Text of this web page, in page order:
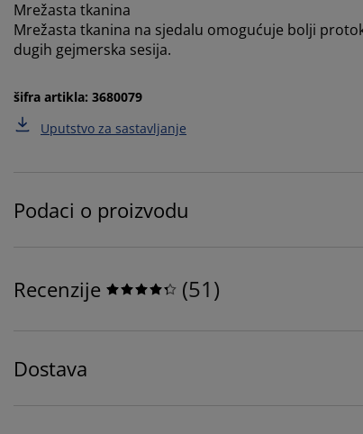
Mrežasta tkanina
Mrežasta tkanina na sjedalu omogućuje bolji
dugih gejmerska sesija.
šifra artikla: 3680079
Uputstvo za sastavljanje
Podaci o proizvodu
Recenzije (51)
Dostava